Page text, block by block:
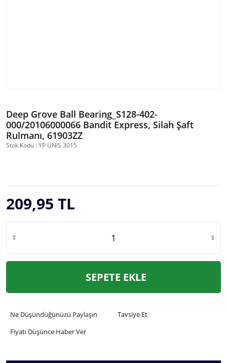
Deep Grove Ball Bearing_S128-402-
000/20106000066 Bandit Express, Silah Şaft
Rulmanı, 61903ZZ
Stok Kodu : YP UNIS 3015
209,95 TL
SEPETE EKLE
Ne Düşündüğünüzü Paylaşın
Tavsiye Et
Fiyatı Düşünce Haber Ver